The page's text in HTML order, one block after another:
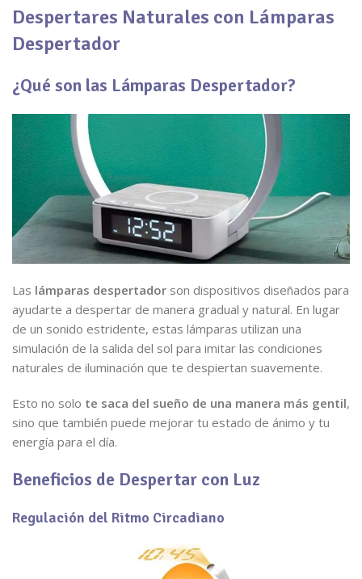
Despertares Naturales con Lámparas
Despertador
¿Qué son las Lámparas Despertador?
Las lámparas despertador son dispositivos diseñados para
ayudarte a despertar de manera gradual y natural. En lugar
de un sonido estridente, estas lámparas utilizan una
simulación de la salida del sol para imitar las condiciones
naturales de iluminación que te despiertan suavemente.
Esto no solo te saca del sueño de una manera más gentil,
sino que también puede mejorar tu estado de ánimo y tu
energía para el día.
Beneficios de Despertar con Luz
Regulación del Ritmo Circadiano